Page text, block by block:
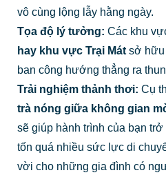
vô cùng lộng lẫy hằng ngày.
Tọa độ lý tưởng: Các khu
hay khu vực Trại Mátsở hữu
ban công hướng thẳng ra
Trải nghiệm thảnh thơi: Cụ
trà nóng giữa không gian
sẽ giúp hành trình của bạn
tốn quá nhiều sức lực di
vời cho những gia đình có